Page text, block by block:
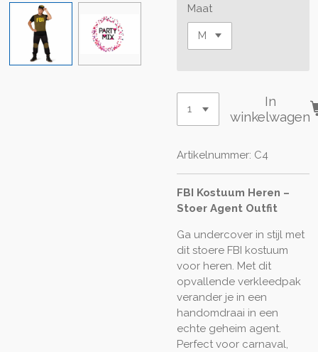
Maat
In
winkelwagen
Artikelnummer: C4
FBI Kostuum Heren –
Stoer Agent Outfit
Ga undercover in stijl met
dit stoere FBI kostuum
voor heren. Met dit
opvallende verkleedpak
verander je in een
handomdraai in een
echte geheim agent.
Perfect voor carnaval,